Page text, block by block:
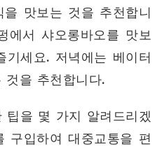
맛보는 것을 추천합니
에서 샤오롱바오를 맛보
기세요. 저녁에는 베이터
것을 추천합니다.
팁을 몇 가지 알려드리겠
구입하여 대중교통을 편